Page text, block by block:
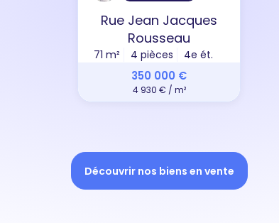
Rue Jean Jacques
Rousseau
71 m² 4 pièces 4e ét.
350 000 €
4 930 € / m²
Découvrir nos biens en vente